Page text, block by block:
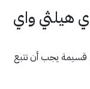
هيلثي واي
قسيمة يجب أن تتبع